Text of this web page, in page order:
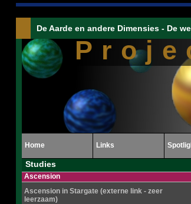
De Aarde en andere Dimensies - De
Home Links
Studies
Ascension
Ascension in Stargate (externe link - zeer
leerzaam)